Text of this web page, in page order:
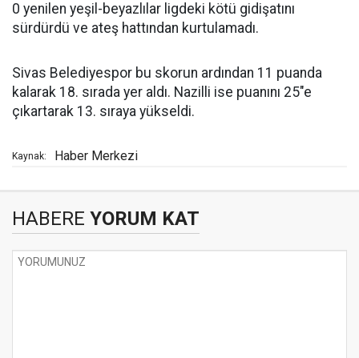
0 yenilen yeşil-beyazlılar ligdeki kötü gidişatını
sürdürdü ve ateş hattından kurtulamadı.
Sivas Belediyespor bu skorun ardından 11 puanda
kalarak 18. sırada yer aldı. Nazilli ise puanını 25"e
çıkartarak 13. sıraya yükseldi.
Kaynak: Haber Merkezi
HABERE YORUM KAT